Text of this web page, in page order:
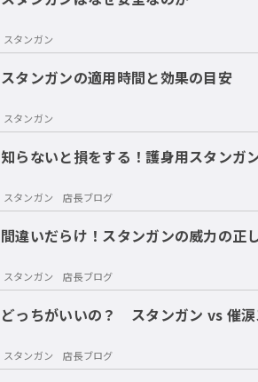
スタンガン
スタンガンの適用時間と効果の目安
スタンガン
知らないと損をする！護身用スタンガ
スタンガン 店長ブログ
間違いだらけ！スタンガンの威力の正
スタンガン 店長ブログ
どっちがいいの？ スタンガン vs 催
スタンガン 店長ブログ